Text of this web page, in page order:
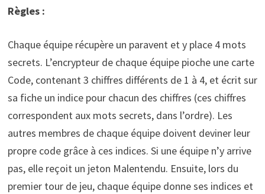
Règles :
Chaque équipe récupère un paravent et y place 4 mots
secrets. L’encrypteur de chaque équipe pioche une carte
Code, contenant 3 chiffres différents de 1 à 4, et écrit sur
sa fiche un indice pour chacun des chiffres (ces chiffres
correspondent aux mots secrets, dans l’ordre). Les
autres membres de chaque équipe doivent deviner leur
propre code grâce à ces indices. Si une équipe n’y arrive
pas, elle reçoit un jeton Malentendu. Ensuite, lors du
premier tour de jeu, chaque équipe donne ses indices et